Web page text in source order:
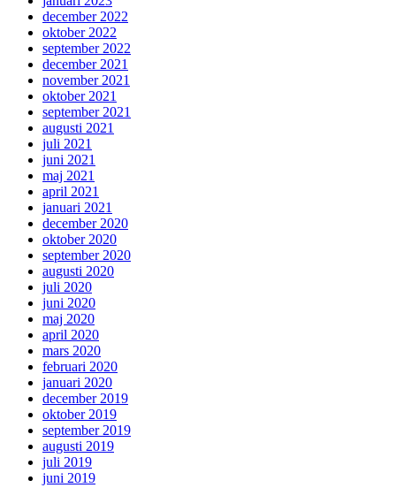
december 2022
oktober 2022
september 2022
december 2021
november 2021
oktober 2021
september 2021
augusti 2021
juli 2021
juni 2021
maj 2021
april 2021
januari 2021
december 2020
oktober 2020
september 2020
augusti 2020
juli 2020
juni 2020
maj 2020
april 2020
mars 2020
februari 2020
januari 2020
december 2019
oktober 2019
september 2019
augusti 2019
juli 2019
juni 2019